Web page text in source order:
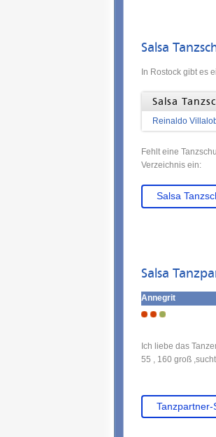
Salsa
In Rostock gibt es
Salsa
Reinaldo
Fehlt eine
Verzeichnis ein:
Salsa
Salsa
Annegrit
Ich liebe das
55 , 160 groß